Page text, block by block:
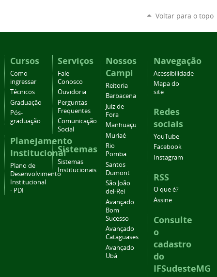
Voltar para o topo
Cursos
Como
ingressar
Técnicos
Graduação
Pós-
graduação
Planejamento
Institucional
Plano de
Desenvolvimento
Institucional
- PDI
Serviços
Fale
Conosco
Ouvidoria
Perguntas
Frequentes
Comunicação
Social
Sistemas
Sistemas
Institucionais
Nossos
Campi
Reitoria
Barbacena
Juiz de
Fora
Manhuaçu
Muriaé
Rio
Pomba
Santos
Dumont
São João
del-Rei
Avançado
Bom
Sucesso
Avançado
Cataguases
Avançado
Ubá
Navegação
Acessibilidade
Mapa do
site
Redes
sociais
YouTube
Facebook
Instagram
RSS
O que é?
Assine
Consulte
o
cadastro
do
IFSudesteMG